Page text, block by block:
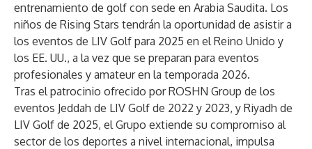
entrenamiento de golf con sede en Arabia Saudita. Los
niños de Rising Stars tendrán la oportunidad de asistir a
los eventos de LIV Golf para 2025 en el Reino Unido y
los EE. UU., a la vez que se preparan para eventos
profesionales y amateur en la temporada 2026.
Tras el patrocinio ofrecido por ROSHN Group de los
eventos Jeddah de LIV Golf de 2022 y 2023, y Riyadh de
LIV Golf de 2025, el Grupo extiende su compromiso al
sector de los deportes a nivel internacional, impulsa